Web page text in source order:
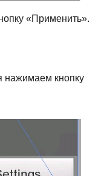
«Применить».
нажимаем кнопку